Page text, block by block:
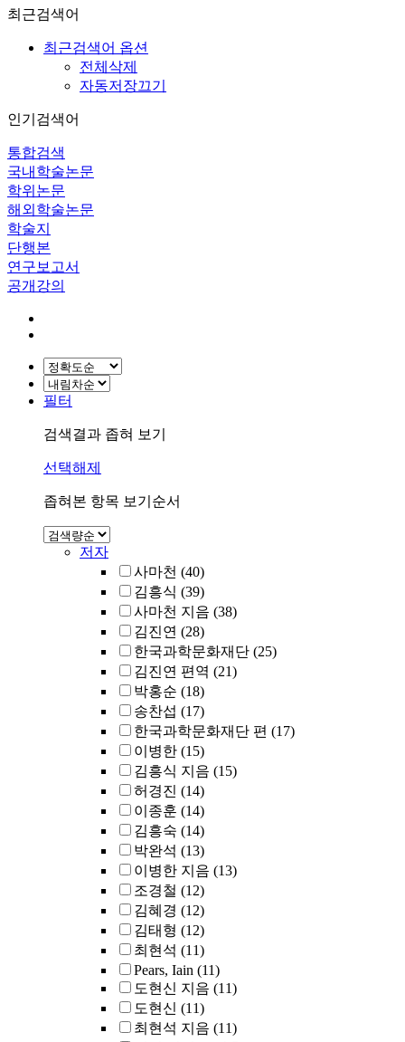
최근검색어
최근검색어 옵션
전체삭제
자동저장끄기
인기검색어
통합검색
국내학술논문
학위논문
해외학술논문
학술지
단행본
연구보고서
공개강의
필터
검색결과 좁혀 보기
선택해제
좁혀본 항목 보기순서
저자
사마천 (40)
김흥식 (39)
사마천 지음 (38)
김진연 (28)
한국과학문화재단 (25)
김진연 편역 (21)
박홍순 (18)
송찬섭 (17)
한국과학문화재단 편 (17)
이병한 (15)
김흥식 지음 (15)
허경진 (14)
이종훈 (14)
김흥숙 (14)
박완석 (13)
이병한 지음 (13)
조경철 (12)
김혜경 (12)
김태형 (12)
최현석 (11)
Pears, Iain (11)
도현신 지음 (11)
도현신 (11)
최현석 지음 (11)